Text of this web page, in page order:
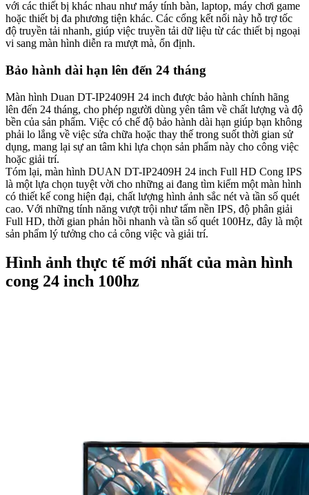
với các thiết bị khác nhau như máy tính bàn, laptop, máy chơi game
hoặc thiết bị đa phương tiện khác. Các cổng kết nối này hỗ trợ tốc
độ truyền tải nhanh, giúp việc truyền tải dữ liệu từ các thiết bị ngoại
vi sang màn hình diễn ra mượt mà, ổn định.
Bảo hành dài hạn lên đến 24 tháng
Màn hình Duan DT-IP2409H 24 inch được bảo hành chính hãng
lên đến 24 tháng, cho phép người dùng yên tâm về chất lượng và độ
bền của sản phẩm. Việc có chế độ bảo hành dài hạn giúp bạn không
phải lo lắng về việc sửa chữa hoặc thay thế trong suốt thời gian sử
dụng, mang lại sự an tâm khi lựa chọn sản phẩm này cho công việc
hoặc giải trí.
Tóm lại, màn hình DUAN DT-IP2409H 24 inch Full HD Cong IPS
là một lựa chọn tuyệt vời cho những ai đang tìm kiếm một màn hình
có thiết kế cong hiện đại, chất lượng hình ảnh sắc nét và tần số quét
cao. Với những tính năng vượt trội như tấm nền IPS, độ phân giải
Full HD, thời gian phản hồi nhanh và tần số quét 100Hz, đây là một
sản phẩm lý tưởng cho cả công việc và giải trí.
Hình ảnh thực tế mới nhất của màn hình
cong 24 inch 100hz